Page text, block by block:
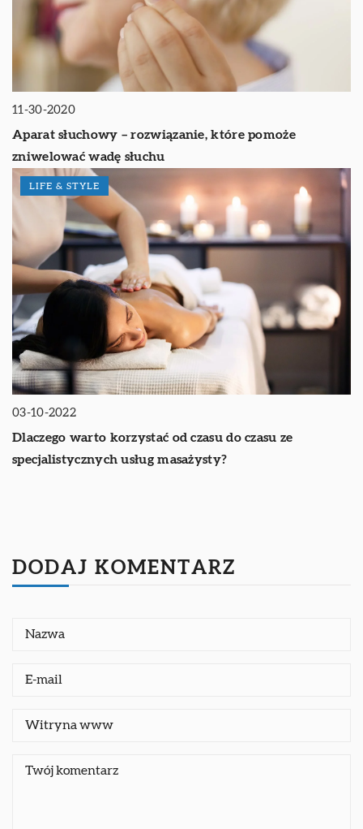
11-30-2020
Aparat słuchowy – rozwiązanie, które pomoże
zniwelować wadę słuchu
LIFE & STYLE
03-10-2022
Dlaczego warto korzystać od czasu do czasu ze
specjalistycznych usług masażysty?
DODAJ KOMENTARZ